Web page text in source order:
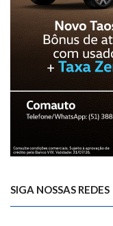
SIGA NOSSAS REDES